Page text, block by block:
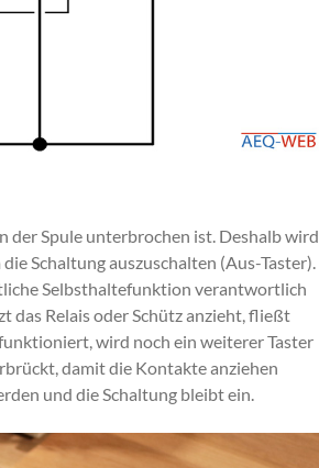
der Spule unterbrochen ist. Deshalb wird
Schaltung auszuschalten (Aus-Taster).
Selbsthaltefunktion verantwortlich
das Relais oder Schütz anzieht, fließt
wird noch ein weiterer Taster
damit die Kontakte anziehen
und die Schaltung bleibt ein.